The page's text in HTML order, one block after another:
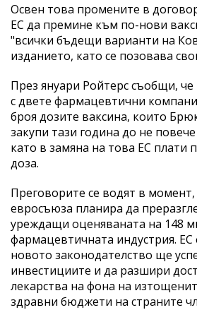
Освен това промените в
ЕС да премине към по-нови
"всички бъдещи варианти на
изданието, като се позовава
През януари Ройтерс съобщи,
с двете фармацевтични
броя дозите ваксина, които
закупи тази година до не
като в замяна на това ЕС плати
доза.
Преговорите се водят в
евросъюза планира да
уреждащи оценяваната на 148
фармацевтичната индустрия. ЕС
новото законодателство ще
инвестициите и да разшири
лекарства на фона на
здравни бюджети на страните